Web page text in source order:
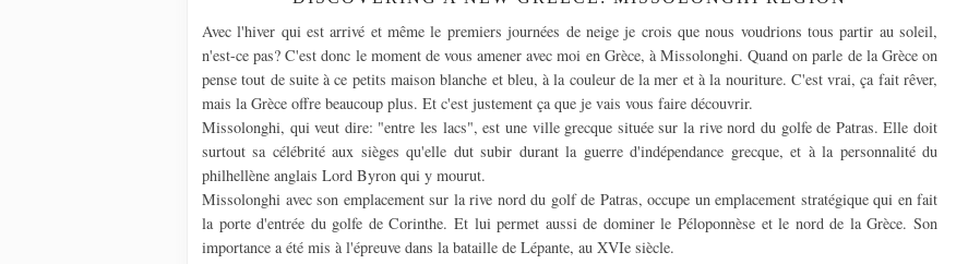
Avec l'hiver qui est arrivé et même le premiers journées de neige je crois que nous voudrions tous partir au soleil,
n'est-ce pas? C'est donc le moment de vous amener avec moi en Grèce, à Missolonghi. Quand on parle de la Grèce on
pense tout de suite à ce petits maison blanche et bleu, à la couleur de la mer et à la nouriture. C'est vrai, ça fait rêver,
mais la Grèce offre beaucoup plus. Et c'est justement ça que je vais vous faire découvrir.
Missolonghi, qui veut dire: "entre les lacs", est une ville grecque située sur la rive nord du golfe de Patras. Elle doit
surtout sa célébrité aux sièges qu'elle dut subir durant la guerre d'indépendance grecque, et à la personnalité du
philhellène anglais Lord Byron qui y mourut.
Missolonghi avec son emplacement sur la rive nord du golf de Patras, occupe un emplacement stratégique qui en fait
la porte d'entrée du golfe de Corinthe. Et lui permet aussi de dominer le Péloponnèse et le nord de la Grèce. Son
importance a été mis à l'épreuve dans la bataille de Lépante, au XVIe siècle.